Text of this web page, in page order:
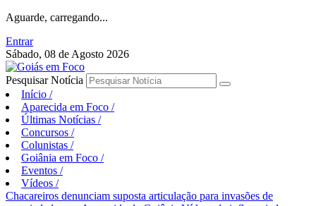
Aguarde, carregando...
Entrar
Sábado, 08 de Agosto 2026
Pesquisar Notícia
Início /
Aparecida em Foco /
Últimas Notícias /
Concursos /
Colunistas /
Goiânia em Foco /
Eventos /
Vídeos /
Chacareiros denunciam suposta articulação para invasões de